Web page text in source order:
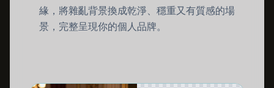
緣，將雜亂背景換成乾淨、穩重又有質感的場
景，完整呈現你的個人品牌。